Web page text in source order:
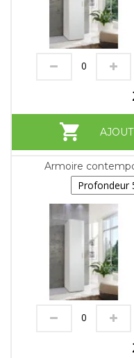
Armoire